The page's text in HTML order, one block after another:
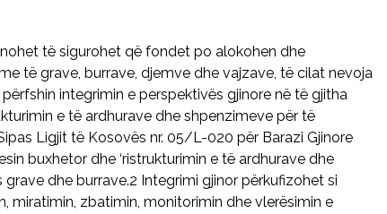
të sigurohet që fondet po alokohen dhe
të grave, burrave, djemve dhe vajzave, të cilat nevoja
integrimin e perspektivës gjinore në të gjitha
e të ardhurave dhe shpenzimeve për të
Ligjit të Kosovës nr. 05/L-020 për Barazi Gjinore
buxhetor dhe ‘ristrukturimin e të ardhurave dhe
dhe burrave.2 Integrimi gjinor përkufizohet si
miratimin, zbatimin, monitorimin dhe vlerësimin e